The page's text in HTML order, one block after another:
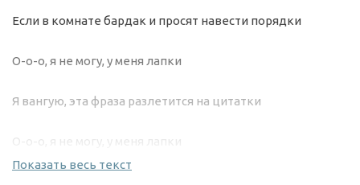
Если в комнате бардак и просят навести порядки
О-о-о, я не могу, у меня лапки
Я вангую, эта фраза разлетится на цитатки
О-о-о, я не могу, у меня лапки
Показать весь текст